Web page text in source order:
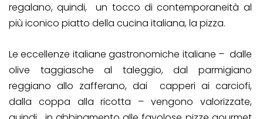
regalano, quindi, un tocco di contemporaneità al
più iconico piatto della cucina italiana, la pizza.
Le eccellenze italiane gastronomiche italiane – dalle
olive taggiasche al taleggio, dal parmigiano
reggiano allo zafferano, dai capperi ai carciofi,
dalla coppa alla ricotta – vengono valorizzate,